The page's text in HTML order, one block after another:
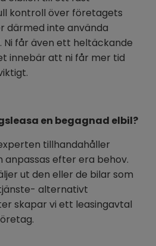
kontroll över företagets
därmed inte använda
Ni får även ett heltäckande
innebär att ni får mer tid
en begagnad elbil?
tillhandahåller
anpassas efter era behov.
ut den eller de bilar som
alternativt
skapar vi ett leasingavtal